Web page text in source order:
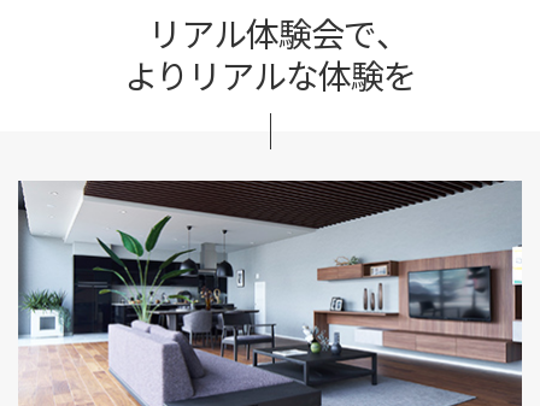
リアル体験会で、
よりリアルな体験を